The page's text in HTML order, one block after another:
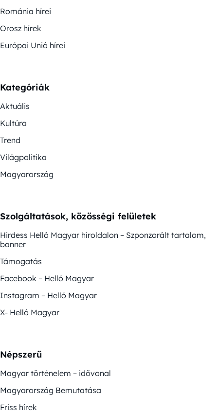
Románia hírei
Orosz hírek
Európai Unió hírei
Kategóriák
Aktuális
Kultúra
Trend
Világpolitika
Magyarország
Szolgáltatások, közösségi felületek
Hirdess Helló Magyar híroldalon – Szponzorált tartalom,
banner
Támogatás
Facebook – Helló Magyar
Instagram – Helló Magyar
X- Helló Magyar
Népszerű
Magyar történelem – idővonal
Magyarország Bemutatása
Friss hírek